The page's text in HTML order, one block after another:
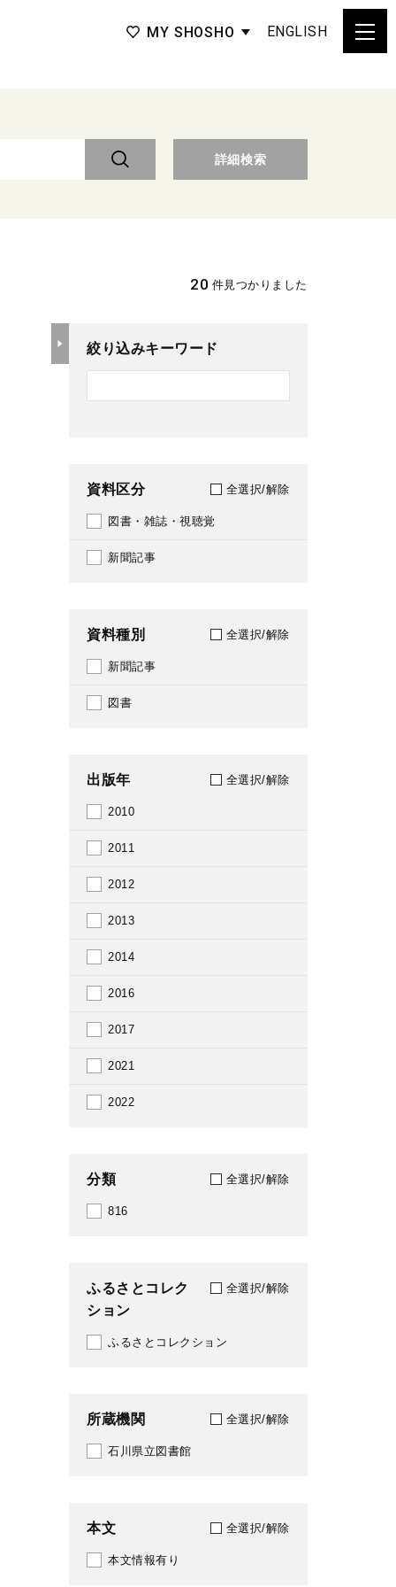
MY SHOSHO ENGLISH
詳細検索
20 件見つかりました
絞り込みキーワード
資料区分 全選択/解除
図書・雑誌・視聴覚
新聞記事
資料種別 全選択/解除
新聞記事
図書
出版年 全選択/解除
2010
2011
2012
2013
2014
2016
2017
2021
2022
分類 全選択/解除
816
ふるさとコレク
ション
全選択/解除
ふるさとコレクション
所蔵機関 全選択/解除
石川県立図書館
本文 全選択/解除
本文情報有り